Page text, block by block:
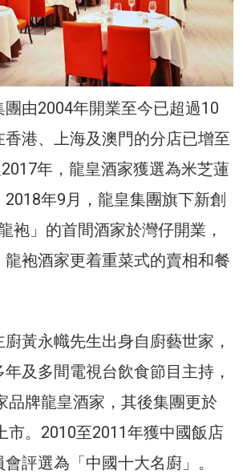
由2004年開業至今已超過10
港、上海及澳門的分店已增至
年，龍皇酒家獲選為米芝蓮
年9月，龍皇集團旗下新創
袍」的首間酒家於灣仔開業，
袍酒家更着重菜式的賣相和餐
黃永幟先生出身自廚藝世家，
及多間電視台飲食節目主持，
品牌龍皇酒家，其後集團更於
市。2010至2011年獲中國飯店
評選為「中國十大名廚」。